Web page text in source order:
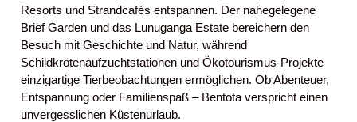
Resorts und Strandcafés entspannen. Der nahegelegene
Brief Garden und das Lunuganga Estate bereichern den
Besuch mit Geschichte und Natur, während
Schildkrötenaufzuchtstationen und Ökotourismus-Projekte
einzigartige Tierbeobachtungen ermöglichen. Ob Abenteuer,
Entspannung oder Familienspaß – Bentota verspricht einen
unvergesslichen Küstenurlaub.